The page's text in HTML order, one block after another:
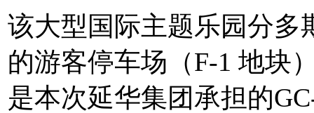
该大型国际主题乐园分多
的游客停车场（F-1 地块
是本次延华集团承担的